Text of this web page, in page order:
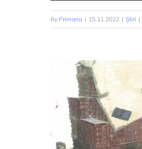
By Primaria | 15.11.2022 | Știri |